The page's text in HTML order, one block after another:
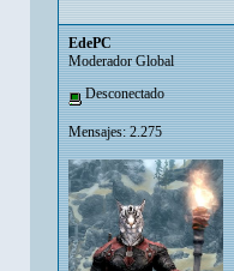
EdePC
Moderador Global
Desconectado
Mensajes: 2.275